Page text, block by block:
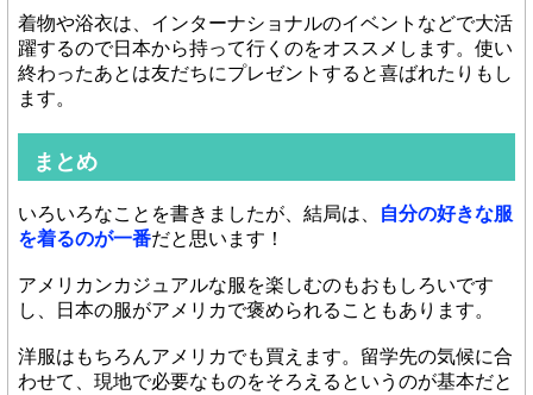
着物や浴衣は、インターナショナルのイベントなどで大活
躍するので日本から持って行くのをオススメします。使い
終わったあとは友だちにプレゼントすると喜ばれたりもし
ます。
まとめ
いろいろなことを書きましたが、結局は、
自分の好きな服
を着るのが一番だと思います！
アメリカンカジュアルな服を楽しむのもおもしろいです
し、日本の服がアメリカで褒められることもあります。
洋服はもちろんアメリカでも買えます。留学先の気候に合
わせて、現地で必要なものをそろえるというのが基本だと